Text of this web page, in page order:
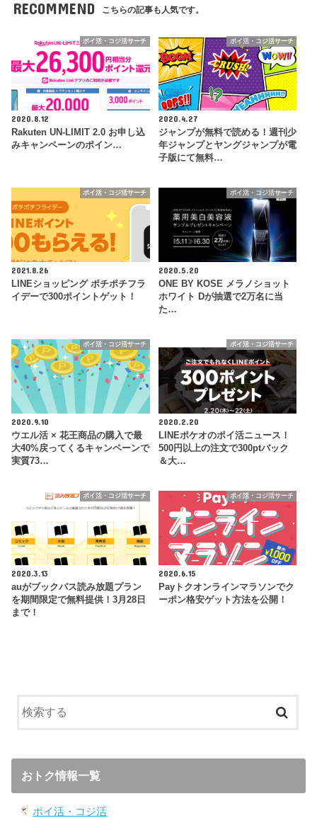
RECOMMEND こちらの記事も人気です。
ポイ活・コジ活サーチ
2020.8.12
Rakuten UN-LIMIT 2.0 お申し込
みキャンペーンのポイン…
ポイ活・コジ活サーチ
2020.4.27
ジャンプが無料で読める！週刊少
年ジャンプとヤングジャンプが電
子版にて無料…
ポイ活・コジ活サーチ
2021.8.26
LINEショッピング ポチポチフラ
イデーで300ポイントゲット！
ポイ活・コジ活サーチ
2020.5.20
ONE BY KOSE メラノショット
ホワイト Dが抽選で2万名に当
た…
ポイ活・コジ活サーチ
2020.9.10
ウエル活 × 花王商品の購入で最
大40%戻ってくるキャンペーンで
実質73…
ポイ活・コジ活サーチ
2020.2.20
LINEポケオのポイ活ニュース！
500円以上の注文で300ptバック
＆大…
ポイ活・コジ活サーチ
2020.3.13
auがブックパス読み放題プラン
を期間限定で無料提供！3月28日
まで！
ポイ活・コジ活サーチ
2020.6.15
Payトクオンラインマラソンでク
ーポン格安ゲット方法を公開！
おトク情報一覧
ポイ活・コジ活